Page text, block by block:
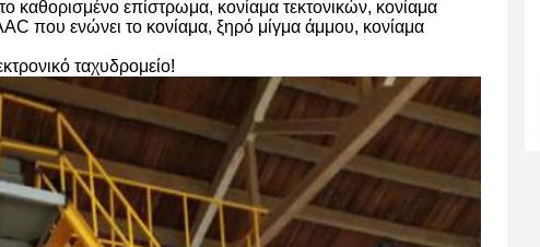
καθορισμένο επίστρωμα, κονίαμα τεκτονικών, κονίαμα
που ενώνει το κονίαμα, ξηρό μίγμα άμμου, κονίαμα
ταχυδρομείο!